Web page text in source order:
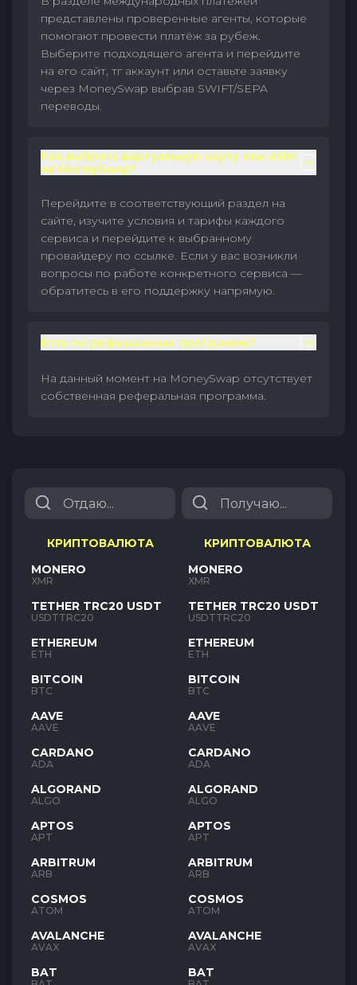
представлены проверенные агенты, которые
помогают провести платёж за рубеж.
Выберите подходящего агента и перейдите
на его сайт, тг аккаунт или оставьте заявку
через MoneySwap выбрав SWIFT/SEPA
переводы.
Как выбрать виртуальную карту или eSIM
на MoneySwap?
Перейдите в соответствующий раздел на
сайте, изучите условия и тарифы каждого
сервиса и перейдите к выбранному
провайдеру по ссылке. Если у вас возникли
вопросы по работе конкретного сервиса —
обратитесь в его поддержку напрямую.
Есть ли реферальные программы?
На данный момент на MoneySwap отсутствует
собственная реферальная программа.
КРИПТОВАЛЮТА
MONERO
XMR
TETHER TRC20 USDT
USDTTRC20
ETHEREUM
ETH
BITCOIN
BTC
AAVE
AAVE
CARDANO
ADA
ALGORAND
ALGO
APTOS
APT
ARBITRUM
ARB
COSMOS
ATOM
AVALANCHE
AVAX
BAT
КРИПТОВАЛЮТА
MONERO
XMR
TETHER TRC20 USDT
USDTTRC20
ETHEREUM
ETH
BITCOIN
BTC
AAVE
AAVE
CARDANO
ADA
ALGORAND
ALGO
APTOS
APT
ARBITRUM
ARB
COSMOS
ATOM
AVALANCHE
AVAX
BAT